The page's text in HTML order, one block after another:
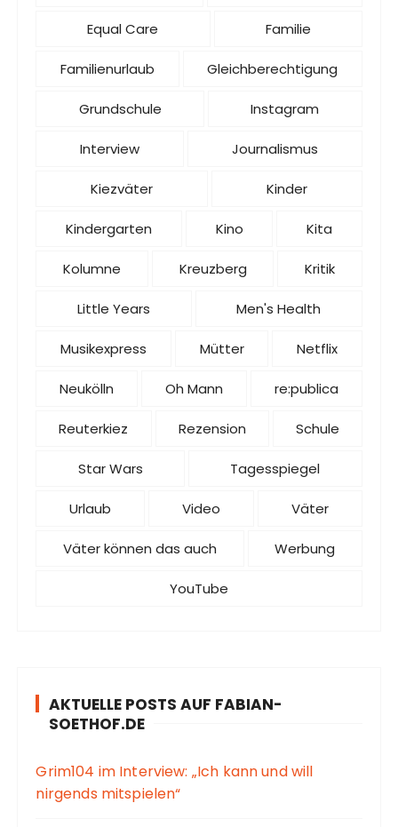
Equal Care Familie
Familienurlaub Gleichberechtigung
Grundschule Instagram
Interview Journalismus
Kiezväter Kinder
Kindergarten Kino Kita
Kolumne Kreuzberg Kritik
Little Years Men's Health
Musikexpress Mütter Netflix
Neukölln Oh Mann re:publica
Reuterkiez Rezension Schule
Star Wars Tagesspiegel
Urlaub Video Väter
Väter können das auch Werbung
YouTube
AKTUELLE POSTS AUF FABIAN-
SOETHOF.DE
Grim104 im Interview: „Ich kann und will
nirgends mitspielen“